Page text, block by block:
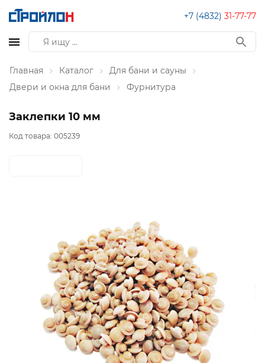
+7 (4832) 31-77-77
Главная Каталог
Для бани и сауны
Двери и окна для бани
Фурнитура
Заклепки 10 мм
Код товара: 005239